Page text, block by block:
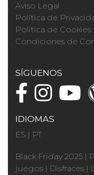
Aviso Legal
Política de
Política de Cookies
Condiciones de
SÍGUENOS
IDIOMAS
ES | PT
Black Friday 2025 |
juegos | Disfraces |